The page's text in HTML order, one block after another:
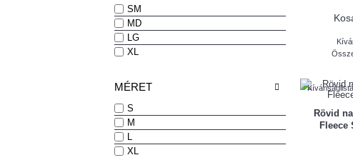
SM
MD
LG
XL
MÉRET
S
M
L
XL
Rövid
Fleece